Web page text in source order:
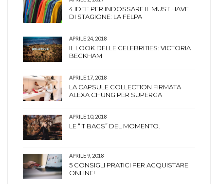
4 IDEE PER INDOSSARE IL MUST HAVE
DI STAGIONE: LA FELPA
APRILE 24, 2018
IL LOOK DELLE CELEBRITIES: VICTORIA
BECKHAM
APRILE 17, 2018
LA CAPSULE COLLECTION FIRMATA
ALEXA CHUNG PER SUPERGA
APRILE 10, 2018
LE “IT BAGS” DEL MOMENTO.
APRILE 9, 2018
5 CONSIGLI PRATICI PER ACQUISTARE
ONLINE!